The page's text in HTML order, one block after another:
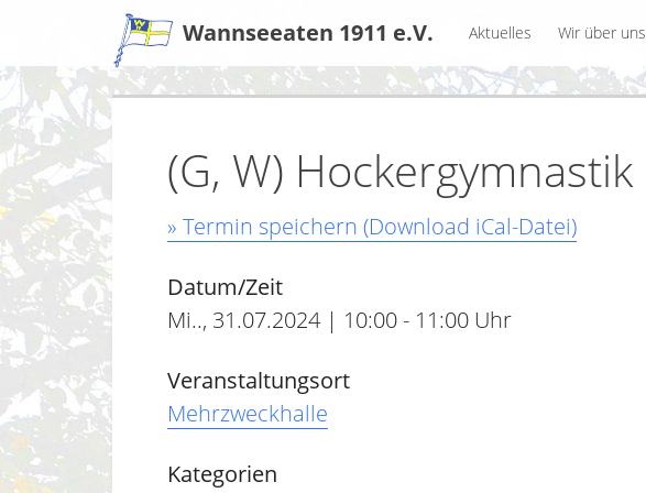
Wannseeaten 1911 e.V. Aktuelles Wir über uns
(G, W) Hockergymnastik
» Termin speichern (Download iCal-Datei)
Datum/Zeit
Mi.., 31.07.2024 | 10:00 - 11:00 Uhr
Veranstaltungsort
Mehrzweckhalle
Kategorien